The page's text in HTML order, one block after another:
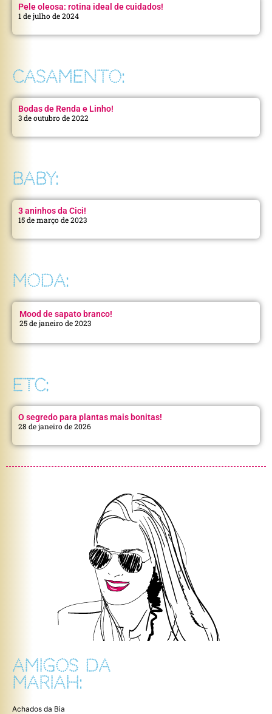
Pele oleosa: rotina ideal de cuidados!
1 de julho de 2024
CASAMENTO:
Bodas de Renda e Linho!
3 de outubro de 2022
BABY:
3 aninhos da Cici!
15 de março de 2023
MODA:
Mood de sapato branco!
25 de janeiro de 2023
ETC:
O segredo para plantas mais bonitas!
28 de janeiro de 2026
AMIGOS DA
MARIAH:
Achados da Bia